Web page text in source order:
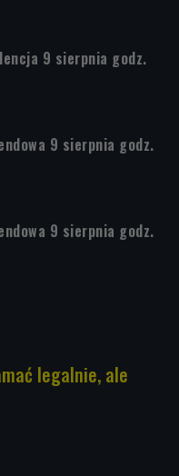
9 sierpnia godz.
9 sierpnia godz.
9 sierpnia godz.
legalnie, ale